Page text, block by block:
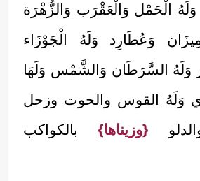
وَلَهُ الْحَمْل وَالْعَقْرَب وَالزُّهْرَة
وَعُطَارِد وَلَهُ الْجَوْزَاء
وَلَهُ السَّرَطَان وَالشَّمْس وَلَهَا
وَلَهُ القوس والحوت وزحل
{وزيناها} بالكواكب